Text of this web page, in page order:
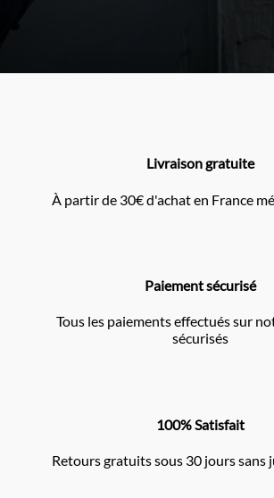
Livraison gratuite
À partir de 30€ d'achat en France
Paiement sécurisé
Tous les paiements effectués sur
sécurisés
100% Satisfait
Retours gratuits sous 30 jours sans